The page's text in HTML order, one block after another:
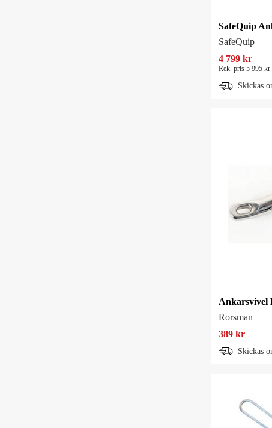
SafeQuip
SafeQuip
4 799 kr
Rek. pris 5 995 kr
Skickas
Rorsman
389 kr
Skickas